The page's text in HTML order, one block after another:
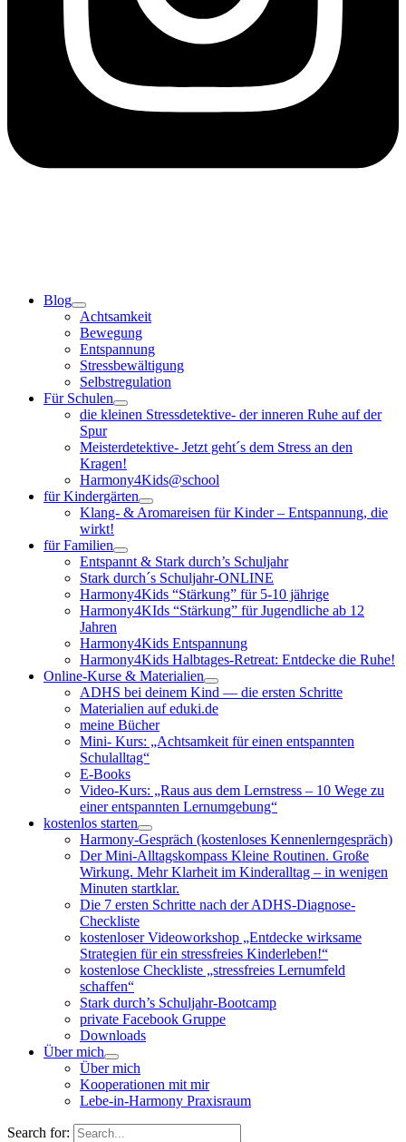
Blog
Achtsamkeit
Bewegung
Entspannung
Stressbewältigung
Selbstregulation
Für Schulen
die kleinen Stressdetektive- der inneren Ruhe auf der
Spur
Meisterdetektive- Jetzt geht´s dem Stress an den
Kragen!
Harmony4Kids@school
für Kindergärten
Klang- & Aromareisen für Kinder – Entspannung, die
wirkt!
für Familien
Entspannt & Stark durch’s Schuljahr
Stark durch´s Schuljahr-ONLINE
Harmony4Kids “Stärkung” für 5-10 jährige
Harmony4KIds “Stärkung” für Jugendliche ab 12
Jahren
Harmony4Kids Entspannung
Harmony4Kids Halbtages-Retreat: Entdecke die Ruhe!
Online-Kurse & Materialien
ADHS bei deinem Kind — die ersten Schritte
Materialien auf eduki.de
meine Bücher
Mini- Kurs: „Achtsamkeit für einen entspannten
Schulalltag“
E-Books
Video-Kurs: „Raus aus dem Lernstress – 10 Wege zu
einer entspannten Lernumgebung“
kostenlos starten
Harmony-Gespräch (kostenloses Kennenlerngespräch)
Der Mini-Alltagskompass Kleine Routinen. Große
Wirkung. Mehr Klarheit im Kinderalltag – in wenigen
Minuten startklar.
Die 7 ersten Schritte nach der ADHS-Diagnose-
Checkliste
kostenloser Videoworkshop „Entdecke wirksame
Strategien für ein stressfreies Kinderleben!“
kostenlose Checkliste „stressfreies Lernumfeld
schaffen“
Stark durch’s Schuljahr-Bootcamp
private Facebook Gruppe
Downloads
Über mich
Über mich
Kooperationen mit mir
Lebe-in-Harmony Praxisraum
Search for: